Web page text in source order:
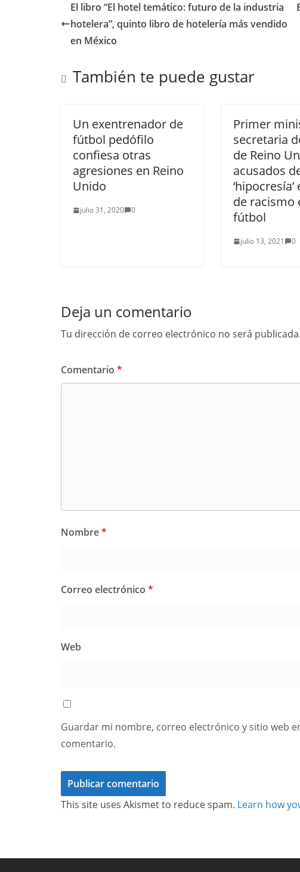
El libro “El hotel temático: futuro de la industria
hotelera”, quinto libro de hotelería más vendido
en México
También te puede gustar
Un exentrenador de
fútbol pedófilo
confiesa otras
agresiones en Reino
Unido
julio 31, 2020 0
Primer
secretaria
de Reino
acusados
de racismo
fútbol
julio 13, 2021 0
Deja un comentario
Tu dirección de correo electrónico no será publicada.
Comentario *
Nombre*
Correo electrónico *
Web
Guardar mi nombre, correo electrónico y sitio web
comentario.
This site uses Akismet to reduce spam. Learn how